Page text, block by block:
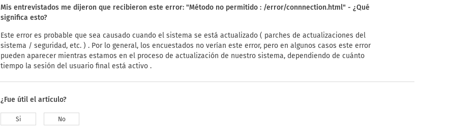
Mis entrevistados me dijeron que recibieron este error: "Método no permitido : /error/connnection.html" - ¿Qué
significa esto?
Este error es probable que sea causado cuando el sistema se está actualizado ( parches de actualizaciones del
sistema / seguridad, etc. ) . Por lo general, los encuestados no verían este error, pero en algunos casos este error
pueden aparecer mientras estamos en el proceso de actualización de nuestro sistema, dependiendo de cuánto
tiempo la sesión del usuario final está activo .
¿Fue útil el artículo?
Si No